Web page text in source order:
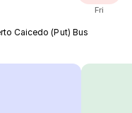
Fri
Caicedo (Put) Bus